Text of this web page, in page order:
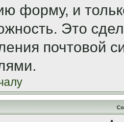
форму, и
Это
почтовой